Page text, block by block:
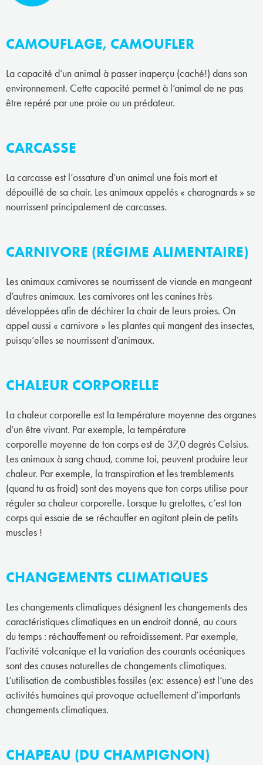
CAMOUFLAGE, CAMOUFLER
La capacité d’un animal à passer inaperçu (caché!) dans son
environnement. Cette capacité permet à l’animal de ne pas
être repéré par une proie ou un prédateur.
CARCASSE
La carcasse est l’ossature d’un animal une fois mort et
dépouillé de sa chair. Les animaux appelés « charognards » se
nourrissent principalement de carcasses.
CARNIVORE (RÉGIME ALIMENTAIRE)
Les animaux carnivores se nourrissent de viande en mangeant
d’autres animaux. Les carnivores ont les canines très
développées afin de déchirer la chair de leurs proies. On
appel aussi « carnivore » les plantes qui mangent des insectes,
puisqu’elles se nourrissent d’animaux.
CHALEUR CORPORELLE
La chaleur corporelle est la température moyenne des organes
d’un être vivant. Par exemple, la température
corporelle moyenne de ton corps est de 37,0 degrés Celsius.
Les animaux à sang chaud, comme toi, peuvent produire leur
chaleur. Par exemple, la transpiration et les tremblements
(quand tu as froid) sont des moyens que ton corps utilise pour
réguler sa chaleur corporelle. Lorsque tu grelottes, c’est ton
corps qui essaie de se réchauffer en agitant plein de petits
muscles !
CHANGEMENTS CLIMATIQUES
Les changements climatiques désignent les changements des
caractéristiques climatiques en un endroit donné, au cours
du temps : réchauffement ou refroidissement. Par exemple,
l’activité volcanique et la variation des courants océaniques
sont des causes naturelles de changements climatiques.
L’utilisation de combustibles fossiles (ex: essence) est l’une des
activités humaines qui provoque actuellement d’importants
changements climatiques.
CHAPEAU (DU CHAMPIGNON)